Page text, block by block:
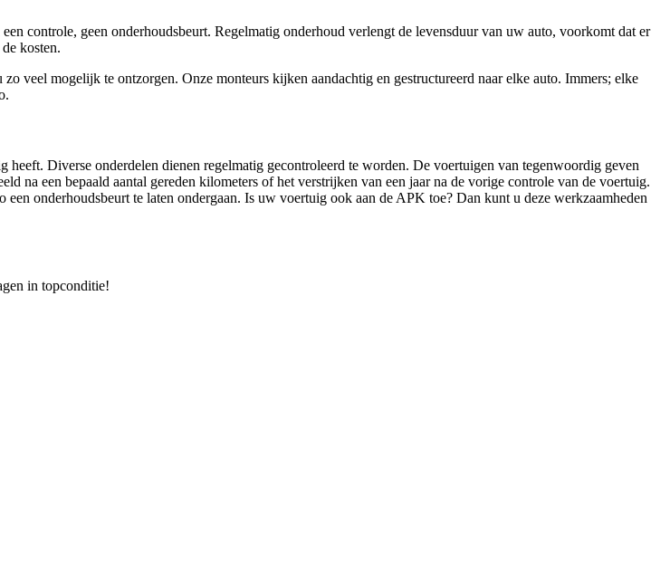
controle, geen onderhoudsbeurt. Regelmatig onderhoud verlengt de levensduur van uw auto, voorkomt dat er
kosten.
veel mogelijk te ontzorgen. Onze monteurs kijken aandachtig en gestructureerd naar elke auto. Immers; elke
Diverse onderdelen dienen regelmatig gecontroleerd te worden. De voertuigen van tegenwoordig geven
na een bepaald aantal gereden kilometers of het verstrijken van een jaar na de vorige controle van de voertuig.
onderhoudsbeurt te laten ondergaan. Is uw voertuig ook aan de APK toe? Dan kunt u deze werkzaamheden
in topconditie!